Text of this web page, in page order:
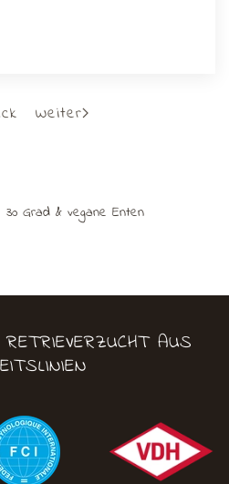
Weiter
30 Grad & vegane Enten
AUS